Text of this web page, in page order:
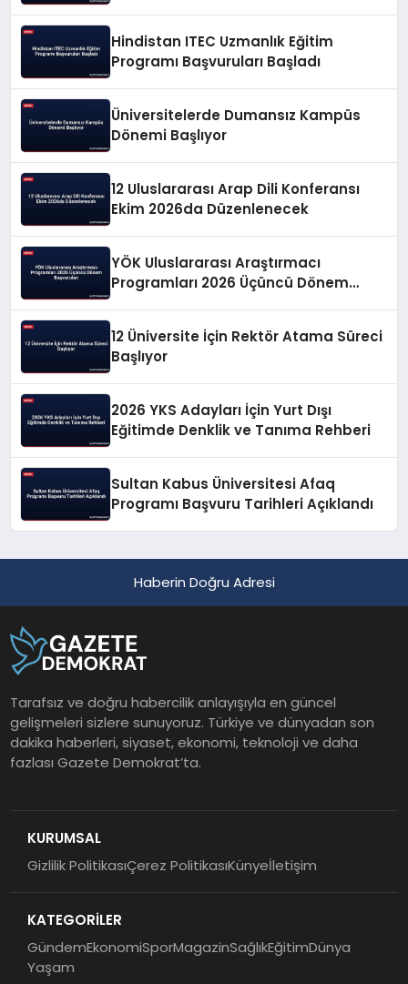
Hindistan ITEC Uzmanlık Eğitim
Programı Başvuruları Başladı
Üniversitelerde Dumansız Kampüs
Dönemi Başlıyor
12 Uluslararası Arap Dili Konferansı
Ekim 2026da Düzenlenecek
YÖK Uluslararası Araştırmacı
Programları 2026 Üçüncü Dönem
12 Üniversite İçin Rektör Atama Süreci
Başlıyor
2026 YKS Adayları İçin Yurt Dışı
Eğitimde Denklik ve Tanıma Rehberi
Sultan Kabus Üniversitesi Afaq
Programı Başvuru Tarihleri Açıklandı
Haberin Doğru Adresi
Tarafsız ve doğru habercilik anlayışıyla en güncel
gelişmeleri sizlere sunuyoruz. Türkiye ve dünyadan son
dakika haberleri, siyaset, ekonomi, teknoloji ve daha
fazlası Gazete Demokrat’ta.
KURUMSAL
Gizlilik PolitikasıÇerez PolitikasıKünyeİletişim
KATEGORİLER
GündemEkonomiSporMagazinSağlıkEğitimDünya
Yaşam